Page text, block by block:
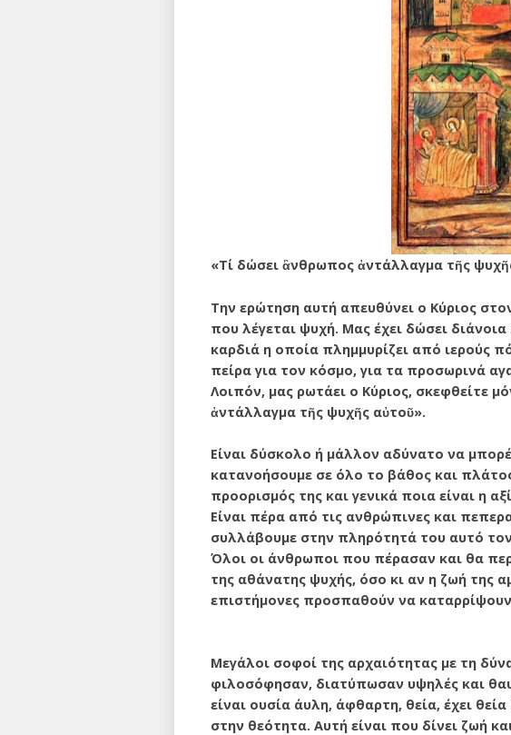
«Τί δώσει ἂνθρωπος ἀντάλλαγμα τῆς
Την ερώτηση αυτή απευθύνει ο Κύριος
που λέγεται ψυχή. Μας έχει δώσει
καρδιά η οποία πλημμυρίζει από ιερούς
πείρα για τον κόσμο, για τα προσωρινά
Λοιπόν, μας ρωτάει ο Κύριος, σκεφθείτε
ἀντάλλαγμα τῆς ψυχῆς αὐτοῦ».
Είναι δύσκολο ή μάλλον αδύνατο να
κατανοήσουμε σε όλο το βάθος και
προορισμός της και γενικά ποια είναι η
Είναι πέρα από τις ανθρώπινες και
συλλάβουμε στην πληρότητά του αυτό
Όλοι οι άνθρωποι που πέρασαν και θα
της αθάνατης ψυχής, όσο κι αν η ζωή της
επιστήμονες προσπαθούν να
Μεγάλοι σοφοί της αρχαιότητας με τη
φιλοσόφησαν, διατύπωσαν υψηλές και
είναι ουσία άυλη, άφθαρτη, θεία, έχει
στην θεότητα. Αυτή είναι που δίνει ζωή